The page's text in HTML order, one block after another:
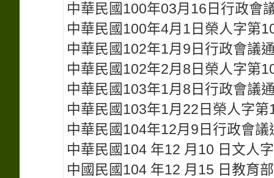
中華民國100年03月16日行政會
中華民國100年4月1日榮人字第
中華民國102年1月9日行政會議
中華民國102年2月8日榮人字第
中華民國103年1月8日行政會議
中華民國103年1月22日榮人字
中華民國104年12月9日行政會議
中華民國104 年12 月10 日文人
中國民國104 年12 月15 日教育